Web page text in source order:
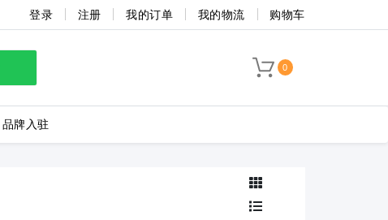
登录 注册 我的订单 我的物流 购物车
0
品牌入驻
LC80-2.54-10P-130-00A